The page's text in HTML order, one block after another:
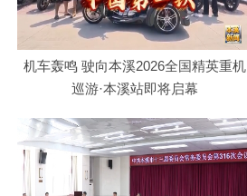
机车轰鸣 驶向本溪2026全国精英重机
巡游·本溪站即将启幕